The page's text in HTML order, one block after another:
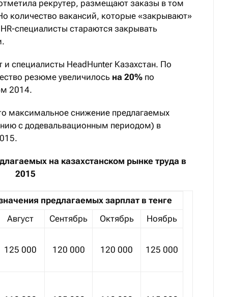
рекрутер, размещают заказы в том
количество вакансий, которые «закрывают»
специалисты стараются закрывать
специалисты HeadHunter Казахстан. По
резюме увеличилось на 20% по
2014.
максимальное снижение предлагаемых
с додевальвационным периодом) в
на казахстанском рынке труда в
2015
предлагаемых зарплат в тенге
Август Сентябрь Октябрь
Ноябрь
125 000 120 000 120 000 125 000